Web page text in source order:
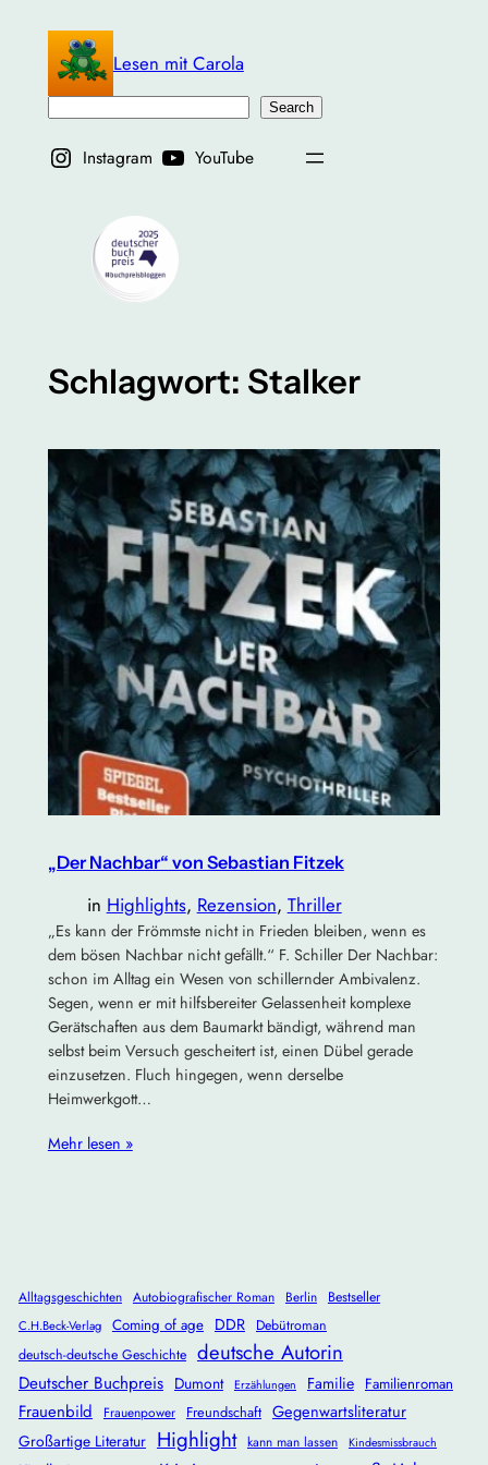
springen
Lesen mit Carola
Search
Instagram YouTube
Schlagwort: Stalker
„Der Nachbar“ von Sebastian Fitzek
in Highlights, Rezension, Thriller
„Es kann der Frömmste nicht in Frieden bleiben, wenn es
dem bösen Nachbar nicht gefällt.“ F. Schiller Der Nachbar:
schon im Alltag ein Wesen von schillernder Ambivalenz.
Segen, wenn er mit hilfsbereiter Gelassenheit komplexe
Gerätschaften aus dem Baumarkt bändigt, während man
selbst beim Versuch gescheitert ist, einen Dübel gerade
einzusetzen. Fluch hingegen, wenn derselbe
Heimwerkgott…
Mehr lesen »
Alltagsgeschichten Autobiografischer Roman Berlin Bestseller
C.H.Beck-Verlag Coming of age DDR
Debütroman
deutsch-deutsche Geschichte deutsche Autorin
Deutscher Buchpreis Dumont Erzählungen Familie Familienroman
Frauenbild Frauenpower Freundschaft Gegenwartsliteratur
Großartige Literatur Highlight kann man lassen Kindesmissbrauch